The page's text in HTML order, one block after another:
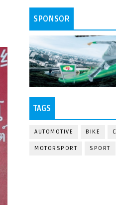
SPONSOR
TAGS
AUTOMOTIVE BIKE
MOTORSPORT SPORT